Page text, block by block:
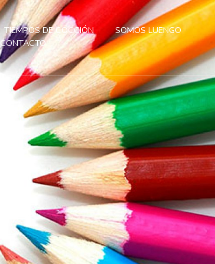
TIEMPOS DE COCCIÓN
SOMOS LUENGO
CONTACTO